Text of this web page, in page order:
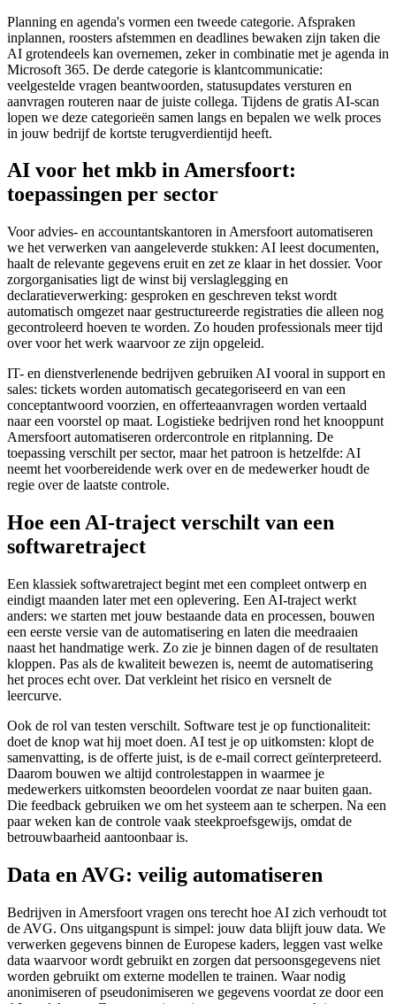
Planning en agenda's vormen een tweede categorie. Afspraken
inplannen, roosters afstemmen en deadlines bewaken zijn taken die
AI grotendeels kan overnemen, zeker in combinatie met je agenda in
Microsoft 365. De derde categorie is klantcommunicatie:
veelgestelde vragen beantwoorden, statusupdates versturen en
aanvragen routeren naar de juiste collega. Tijdens de gratis AI-scan
lopen we deze categorieën samen langs en bepalen we welk proces
in jouw bedrijf de kortste terugverdientijd heeft.
AI voor het mkb in Amersfoort:
toepassingen per sector
Voor advies- en accountantskantoren in Amersfoort automatiseren
we het verwerken van aangeleverde stukken: AI leest documenten,
haalt de relevante gegevens eruit en zet ze klaar in het dossier. Voor
zorgorganisaties ligt de winst bij verslaglegging en
declaratieverwerking: gesproken en geschreven tekst wordt
automatisch omgezet naar gestructureerde registraties die alleen nog
gecontroleerd hoeven te worden. Zo houden professionals meer tijd
over voor het werk waarvoor ze zijn opgeleid.
IT- en dienstverlenende bedrijven gebruiken AI vooral in support en
sales: tickets worden automatisch gecategoriseerd en van een
conceptantwoord voorzien, en offerteaanvragen worden vertaald
naar een voorstel op maat. Logistieke bedrijven rond het knooppunt
Amersfoort automatiseren ordercontrole en ritplanning. De
toepassing verschilt per sector, maar het patroon is hetzelfde: AI
neemt het voorbereidende werk over en de medewerker houdt de
regie over de laatste controle.
Hoe een AI-traject verschilt van een
softwaretraject
Een klassiek softwaretraject begint met een compleet ontwerp en
eindigt maanden later met een oplevering. Een AI-traject werkt
anders: we starten met jouw bestaande data en processen, bouwen
een eerste versie van de automatisering en laten die meedraaien
naast het handmatige werk. Zo zie je binnen dagen of de resultaten
kloppen. Pas als de kwaliteit bewezen is, neemt de automatisering
het proces echt over. Dat verkleint het risico en versnelt de
leercurve.
Ook de rol van testen verschilt. Software test je op functionaliteit:
doet de knop wat hij moet doen. AI test je op uitkomsten: klopt de
samenvatting, is de offerte juist, is de e-mail correct geïnterpreteerd.
Daarom bouwen we altijd controlestappen in waarmee je
medewerkers uitkomsten beoordelen voordat ze naar buiten gaan.
Die feedback gebruiken we om het systeem aan te scherpen. Na een
paar weken kan de controle vaak steekproefsgewijs, omdat de
betrouwbaarheid aantoonbaar is.
Data en AVG: veilig automatiseren
Bedrijven in Amersfoort vragen ons terecht hoe AI zich verhoudt tot
de AVG. Ons uitgangspunt is simpel: jouw data blijft jouw data. We
verwerken gegevens binnen de Europese kaders, leggen vast welke
data waarvoor wordt gebruikt en zorgen dat persoonsgegevens niet
worden gebruikt om externe modellen te trainen. Waar nodig
anonimiseren of pseudonimiseren we gegevens voordat ze door een